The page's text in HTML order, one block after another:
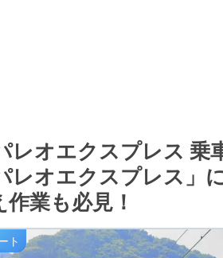
レオエクスプレス
レオエクスプレス」
業も必見！
ト